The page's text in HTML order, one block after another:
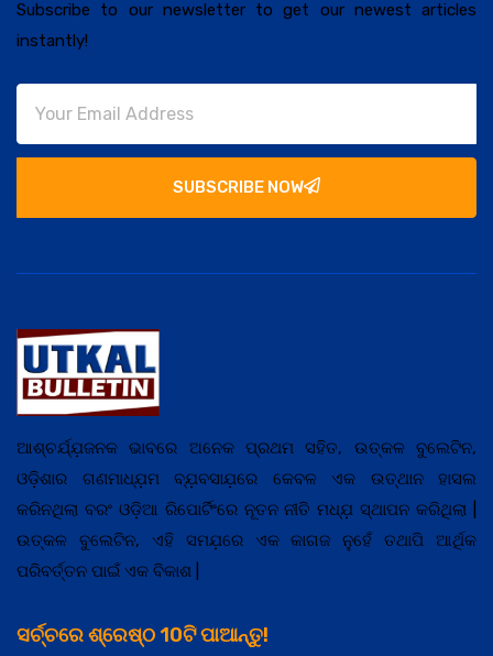
Subscribe to our newsletter to get our newest articles
instantly!
SUBSCRIBE NOW
ଆଶ୍ଚର୍ଯ୍ଯ଼ଜନକ ଭାବରେ ଅନେକ ପ୍ରଥମ ସହିତ, ଉତ୍କଳ ବୁଲେଟିନ,
ଓଡ଼ିଶାର ଗଣମାଧ୍ଯ଼ମ ବ୍ଯ଼ବସାଯ଼ରେ କେବଳ ଏକ ଉତ୍ଥାନ ହାସଲ
କରିନଥିଲା ବରଂ ଓଡ଼ିଆ ରିପୋର୍ଟିଂରେ ନୂତନ ନୀତି ମଧ୍ଯ଼ ସ୍ଥାପନ କରିଥିଲା |
ଉତ୍କଳ ବୁଲେଟିନ, ଏହି ସମଯ଼ରେ ଏକ କାଗଜ ନୁହେଁ ତଥାପି ଆର୍ଥିକ
ପରିବର୍ତ୍ତନ ପାଇଁ ଏକ ବିକାଶ |
ସର୍ଚ୍ଚରେ ଶ୍ରେଷ୍ଠ 10ଟି ପାଆନ୍ତୁ!